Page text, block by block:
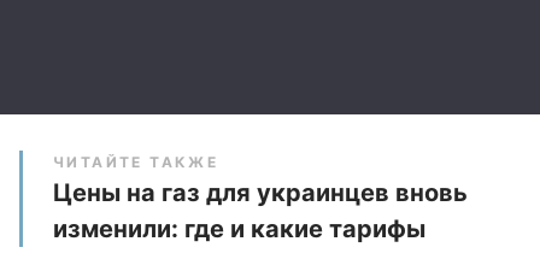
ЧИТАЙТЕ ТАКЖЕ
Цены на газ для украинцев вновь
изменили: где и какие тарифы